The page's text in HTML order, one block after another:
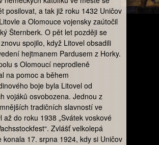
posilovat, a tak již roku 1432 Uničov
a Olomouce vojensky zaútočil
Šternberk. O pět let později se
spojilo, když Litovel obsadili
hejtmanem Pardusem z Horky.
s Olomoucí neprodleně
na pomoc a během
boje byla Litovel od
vojáků osvobozena. Jednou z
tradičních slavností ve
až do roku 1938 „Svátek voskové
Zvlášť velkolepá
konala 17. srpna 1924, kdy si Uničov